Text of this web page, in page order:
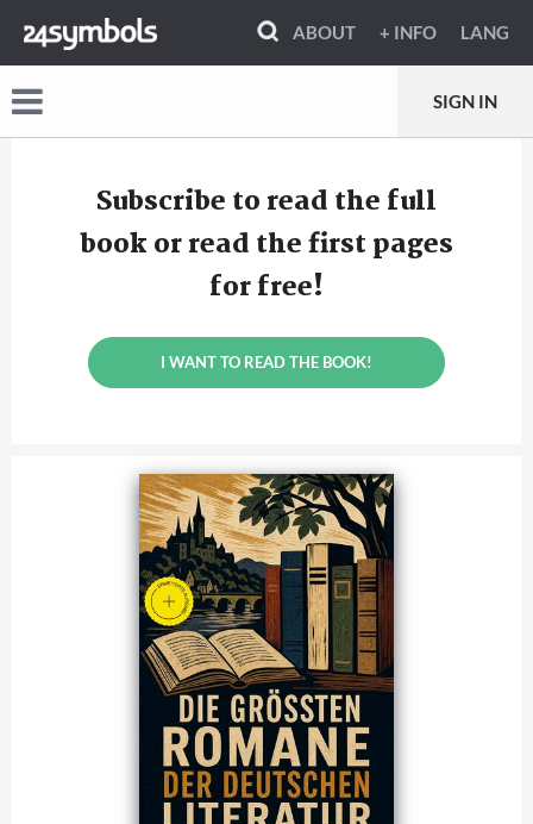
ABOUT + INFO LANG
SIGN IN
Subscribe to read the full
book or read the first pages
for free!
I WANT TO READ THE BOOK!